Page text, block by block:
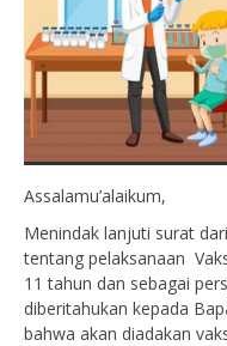
Assalamu’alaikum,
Menindak lanjuti surat
tentang pelaksanaan
11 tahun dan sebagai
diberitahukan kepada
bahwa akan diadakan